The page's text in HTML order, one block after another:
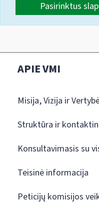
Pasirinktus
APIE VMI
Misija, Vizija ir
Struktūra ir
Konsultavimasis su
Teisinė informacija
Peticijų komisijos